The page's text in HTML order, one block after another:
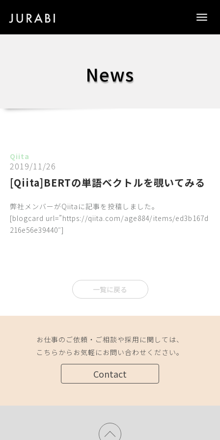
News
Qiita
2019/11/26
[Qiita]BERTの単語ベクトルを覗いてみる
弊社メンバーがQiitaに記事を投稿しました。
[blogcard url=”https://qiita.com/age884/items/ed3b167d
216e56e39440″]
一覧に戻る
お仕事のご依頼・ご相談や採用に関しては、
こちらからお気軽にお問い合わせください。
Contact